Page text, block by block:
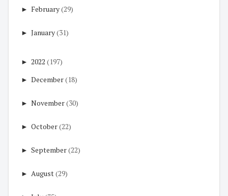
► February(29)
► January(31)
► 2022 (197)
► December(18)
► November(30)
► October(22)
► September(22)
► August(29)